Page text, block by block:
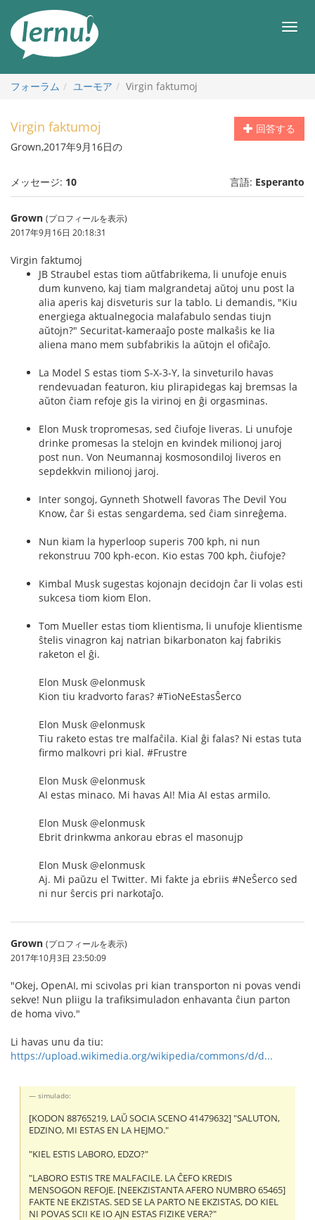
メ
フォーラム
ユーモア Virgin faktumoj
回答する
Virgin faktumoj
Grown,2017年9月16日の
メッセージ: 10 言語: Esperanto
Grown (プロフィールを表示)
2017年9月16日 20:18:31
Virgin faktumoj
JB Straubel estas tiom aŭtfabrikema, li unufoje enuis
dum kunveno, kaj tiam malgrandetaj aŭtoj unu post la
alia aperis kaj disveturis sur la tablo. Li demandis, "Kiu
energiega aktualnegocia malafabulo sendas tiujn
aŭtojn?" Securitat-kameraaĵo poste malkaŝis ke lia
aliena mano mem subfabrikis la aŭtojn el ofiĉaĵo.
La Model S estas tiom S-X-3-Y, la sinveturilo havas
rendevuadan featuron, kiu plirapidegas kaj bremsas la
aŭton ĉiam refoje gis la virinoj en ĝi orgasminas.
Elon Musk tropromesas, sed ĉiufoje liveras. Li unufoje
drinke promesas la stelojn en kvindek milionoj jaroj
post nun. Von Neumannaj kosmosondiloj liveros en
sepdekkvin milionoj jaroj.
Inter songoj, Gynneth Shotwell favoras The Devil You
Know, ĉar ŝi estas sengardema, sed ĉiam sinreĝema.
Nun kiam la hyperloop superis 700 kph, ni nun
rekonstruu 700 kph-econ. Kio estas 700 kph, ĉiufoje?
Kimbal Musk sugestas kojonajn decidojn ĉar li volas esti
sukcesa tiom kiom Elon.
Tom Mueller estas tiom klientisma, li unufoje klientisme
ŝtelis vinagron kaj natrian bikarbonaton kaj fabrikis
raketon el ĝi.
Elon Musk @elonmusk
Kion tiu kradvorto faras? #TioNeEstasŜerco
Elon Musk @elonmusk
Tiu raketo estas tre malfaĉila. Kial ĝi falas? Ni estas tuta
firmo malkovri pri kial. #Frustre
Elon Musk @elonmusk
AI estas minaco. Mi havas AI! Mia AI estas armilo.
Elon Musk @elonmusk
Ebrit drinkwma ankorau ebras el masonujp
Elon Musk @elonmusk
Aj. Mi paŭzu el Twitter. Mi fakte ja ebriis #NeŜerco sed
ni nur ŝercis pri narkotaĵo.
Grown (プロフィールを表示)
2017年10月3日 23:50:09
"Okej, OpenAI, mi scivolas pri kian transporton ni povas vendi
sekve! Nun pliigu la trafiksimuladon enhavanta ĉiun parton
de homa vivo."
Li havas unu da tiu:
https://upload.wikimedia.org/wikipedia/commons/d/d...
simulado:
[KODON 88765219, LAŬ SOCIA SCENO 41479632] "SALUTON,
EDZINO, MI ESTAS EN LA HEJMO."
"KIEL ESTIS LABORO, EDZO?"
"LABORO ESTIS TRE MALFACILE. LA ĈEFO KREDIS
MENSOGON REFOJE. [NEEKZISTANTA AFERO NUMBRO 65465]
FAKTE NE EKZISTAS. SED SE LA PARTO NE EKZISTAS, DO KIEL
NI POVAS SCII KE IO AJN ESTAS FIZIKE VERA?"